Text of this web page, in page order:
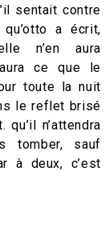
sentait contre
a écrit,
n’en aura
ce que le
toute la nuit
le reflet brisé
n’attendra
tomber, sauf
à deux, c’est